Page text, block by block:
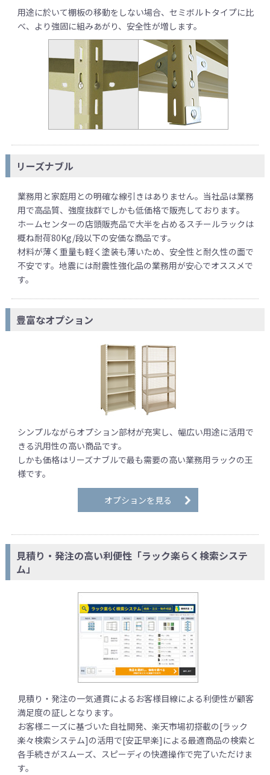
用途に於いて棚板の移動をしない場合、セミボルトタイプに比
べ、より強固に組みあがり、安全性が増します。
リーズナブル
業務用と家庭用との明確な線引きはありません。当社品は業務
用で高品質、強度抜群でしかも低価格で販売しております。
ホームセンターの店頭販売品で大半を占めるスチールラックは
概ね耐荷80Kg/段以下の安価な商品です。
材料が薄く重量も軽く塗装も薄いため、安全性と耐久性の面で
不安です。地震には耐震性強化品の業務用が安心でオススメで
す。
豊富なオプション
シンプルながらオプション部材が充実し、幅広い用途に活用で
きる汎用性の高い商品です。
しかも価格はリーズナブルで最も需要の高い業務用ラックの王
様です。
オプションを見る
見積り・発注の高い利便性「ラック楽らく検索システ
ム」
見積り・発注の一気通貫によるお客様目線による利便性が顧客
満足度の証しとなります。
お客様ニーズに基づいた自社開発、楽天市場初搭載の[ラック
楽々検索システム]の活用で[安正早楽]による最適商品の検索と
各手続きがスムーズ、スピーディの快適操作で完了いただけま
す。